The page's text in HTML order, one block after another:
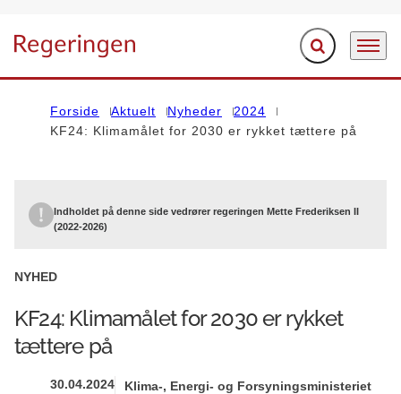
Gå til forsiden Fold søgefelt ud
Menu
Forside Aktuelt Nyheder
2024
KF24: Klimamålet for 2030 er rykket tættere på
Indholdet på denne side vedrører regeringen Mette Frederiksen II
(2022-2026)
NYHED
KF24: Klimamålet for 2030 er rykket
tættere på
30.04.2024
Klima-, Energi- og Forsyningsministeriet